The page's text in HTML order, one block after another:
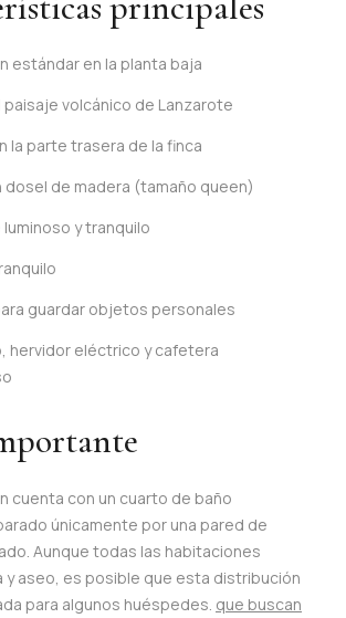
estándar en la planta baja
paisaje volcánico de Lanzarote
la parte trasera de la finca
dosel de madera (tamaño queen)
y tranquilo
guardar objetos personales
hervidor eléctrico y cafetera
cuenta con un cuarto de baño
únicamente por una pared de
Aunque todas las habitaciones
y aseo, es posible que esta distribución
para algunos huéspedes. que buscan